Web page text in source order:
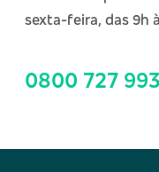
sexta-feira, das 9h
0800 727